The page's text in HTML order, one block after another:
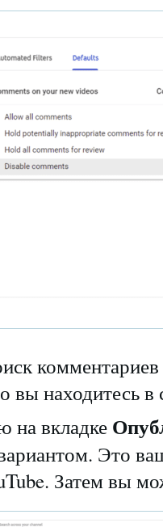
комментариев
вы находитесь в
на вкладке
Это
Затем вы